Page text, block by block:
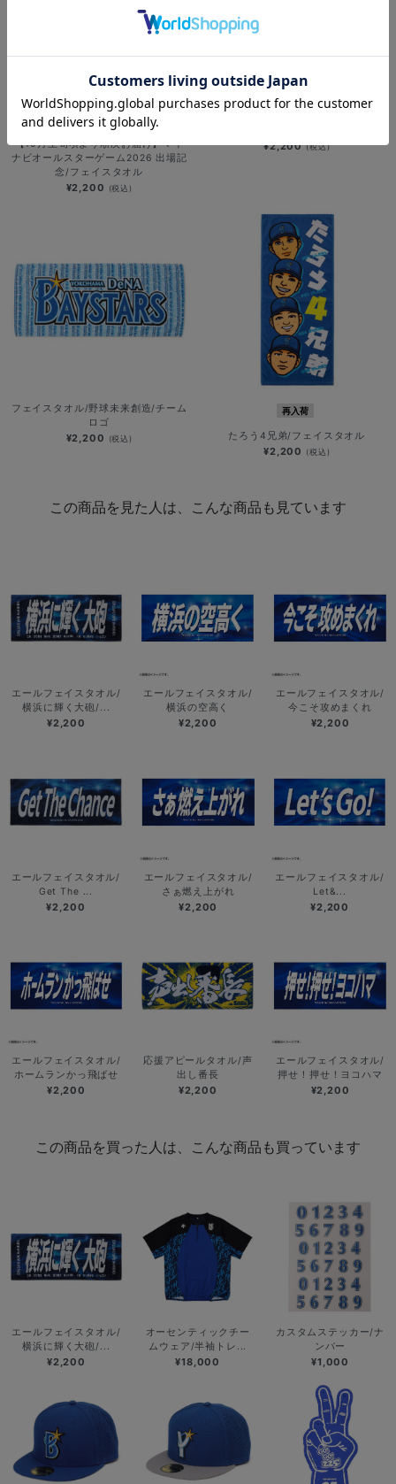
NEW
【10月上旬頃より順次お届け】マイ
ナビオールスターゲーム2026 出場記
念/フェイスタオル
¥2,200 (税込)
¥2,200(税込)
フェイスタオル/野球未来創造/チーム
ロゴ
¥2,200 (税込)
再入荷
たろう4兄弟/フェイスタオル
¥2,200 (税込)
この商品を見た人は、こんな商品も見ています
エールフェイスタオル/
横浜に輝く大砲/...
¥2,200
エールフェイスタオル/
横浜の空高く
¥2,200
エールフェイスタオル/
今こそ攻めまくれ
¥2,200
エールフェイスタオル/
Get The ...
¥2,200
エールフェイスタオル/
さぁ燃え上がれ
¥2,200
エールフェイスタオル/
Let&...
¥2,200
エールフェイスタオル/
ホームランかっ飛ばせ
¥2,200
応援アピールタオル/声
出し番長
¥2,200
エールフェイスタオル/
押せ！押せ！ヨコハマ
¥2,200
この商品を買った人は、こんな商品も買っています
エールフェイスタオル/
横浜に輝く大砲/...
¥2,200
オーセンティックチー
ムウェア/半袖トレ...
¥18,000
カスタムステッカー/ナ
ンバー
¥1,000